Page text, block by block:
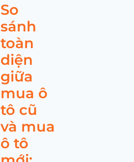
So
sánh
toàn
diện
giữa
mua ô
tô cũ
và mua
ô tô